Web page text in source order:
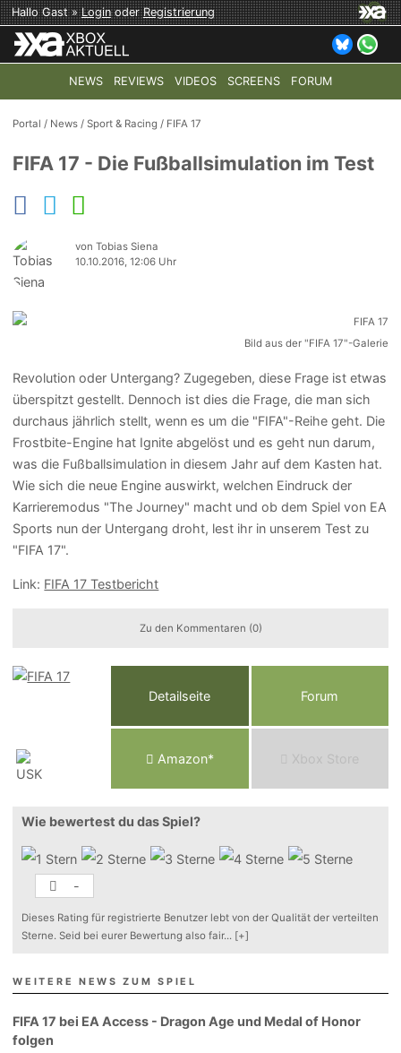
Hallo Gast »LoginoderRegistrierung
NEWS REVIEWS VIDEOS SCREENS FORUM
TOP-THEMEN: COD: MODERN WARFARE 4 HALO:
Portal / News /Sport & Racing / FIFA 17
FIFA 17 - Die Fußballsimulation im Test
von Tobias Siena
10.10.2016, 12:06 Uhr
Bild aus der "FIFA 17"-Galerie
Revolution oder Untergang? Zugegeben, diese Frage ist etwas
überspitzt gestellt. Dennoch ist dies die Frage, die man sich
durchaus jährlich stellt, wenn es um die "FIFA"-Reihe geht. Die
Frostbite-Engine hat Ignite abgelöst und es geht nun darum,
was die Fußballsimulation in diesem Jahr auf dem Kasten hat.
Wie sich die neue Engine auswirkt, welchen Eindruck der
Karrieremodus "The Journey" macht und ob dem Spiel von EA
Sports nun der Untergang droht, lest ihr in unserem Test zu
"FIFA 17".
Link: FIFA 17 Testbericht
Zu den Kommentaren (0)
Detailseite Forum
Amazon* Xbox Store
Wie bewertest du das Spiel?
-
Dieses Rating für registrierte Benutzer lebt von der Qualität der verteilten
Sterne. Seid bei eurer Bewertung also fair... [+]
WEITERE NEWS ZUM SPIEL
FIFA 17 bei EA Access - Dragon Age und Medal of Honor
folgen